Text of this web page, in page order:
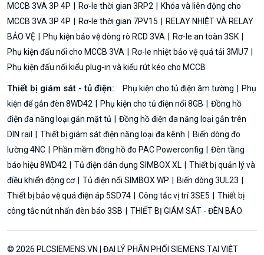
MCCB 3VA 3P 4P
Rơ-le thời gian 3RP2
Khóa và liên động cho
MCCB 3VA 3P 4P
Rơ-le thời gian 7PV15
RELAY NHIỆT VÀ RELAY
BẢO VỆ
Phụ kiện bảo vệ dòng rò RCD 3VA
Rơ-le an toàn 3SK
Phụ kiện đấu nối cho MCCB 3VA
Rơ-le nhiệt bảo vệ quá tải 3MU7
Phụ kiện đấu nối kiểu plug-in và kiểu rút kéo cho MCCB
Thiết bị giám sát - tủ điện: Phụ kiện cho tủ điện âm tường
Phụ
kiện để gắn đèn 8WD42
Phụ kiện cho tủ điện nổi 8GB
Đồng hồ
điện đa năng loại gắn mặt tủ
Đồng hồ điện đa năng loại gắn trên
DIN rail
Thiết bị giám sát điện năng loại đa kênh
Biến dòng đo
lường 4NC
Phần mềm đồng hồ đo PAC Powerconfig
Đèn tầng
báo hiệu 8WD42
Tủ điện dân dụng SIMBOX XL
Thiết bị quản lý và
điều khiển động cơ
Tủ điện nổi SIMBOX WP
Biến dòng 3UL23
Thiết bị bảo vệ quá điện áp 5SD74
Công tắc vị trí 3SE5
Thiết bị
công tắc nút nhấn đèn báo 3SB
THIẾT BỊ GIÁM SÁT - ĐÈN BÁO
© 2026 PLCSIEMENS.VN | ĐẠI LÝ PHÂN PHỐI SIEMENS TẠI VIỆT